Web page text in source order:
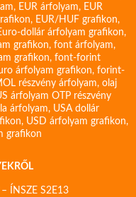
, EUR árfolyam, EUR
, EUR/HUF grafikon,
dollár árfolyam grafikon,
grafikon, font árfolyam,
grafikon, font-forint
árfolyam grafikon, forint-
részvény árfolyam, olaj
árfolyam OTP részvény
árfolyam, USA dollár
, USD árfolyam grafikon,
grafikon
ÍNSZE S2E13